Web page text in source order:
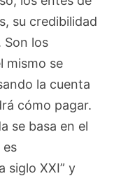
su credibilidad
Son los
mismo se
la cuenta
cómo pagar.
se basa en el
es
siglo XXI” y